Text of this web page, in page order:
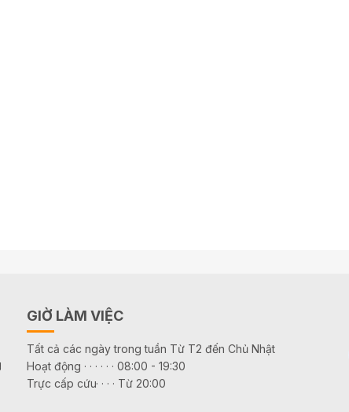
GIỜ LÀM VIỆC
Tất cả các ngày trong tuần Từ T2 đến Chủ Nhật
Hoạt động · · · · · · 08:00 - 19:30
Trực cấp cứu· · · · Từ 20:00